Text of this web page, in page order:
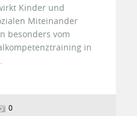
Kinder und
Miteinander
besonders vom
in
0